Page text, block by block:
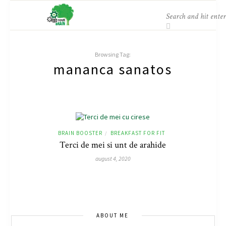
Browsing Tag:
mananca sanatos
BRAIN BOOSTER / BREAKFAST FOR FIT
Terci de mei si unt de arahide
august 4, 2020
ABOUT ME